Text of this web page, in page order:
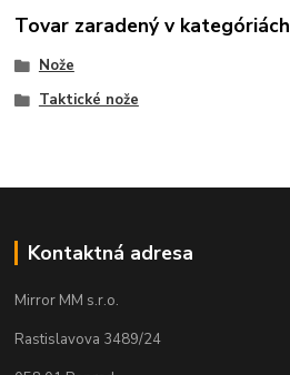
Tovar zaradený v kategóriách
Nože
Taktické nože
Kontaktná adresa
Mirror MM s.r.o.
Rastislavova 3489/24